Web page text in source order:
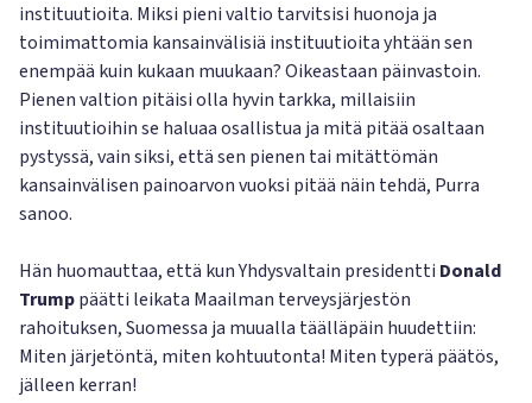
instituutioita. Miksi pieni valtio tarvitsisi huonoja ja
toimimattomia kansainvälisiä instituutioita yhtään sen
enempää kuin kukaan muukaan? Oikeastaan päinvastoin.
Pienen valtion pitäisi olla hyvin tarkka, millaisiin
instituutioihin se haluaa osallistua ja mitä pitää osaltaan
pystyssä, vain siksi, että sen pienen tai mitättömän
kansainvälisen painoarvon vuoksi pitää näin tehdä, Purra
sanoo.
Hän huomauttaa, että kun Yhdysvaltain presidentti Donald
Trumppäätti leikata Maailman terveysjärjestön
rahoituksen, Suomessa ja muualla täälläpäin huudettiin:
Miten järjetöntä, miten kohtuutonta! Miten typerä päätös,
jälleen kerran!